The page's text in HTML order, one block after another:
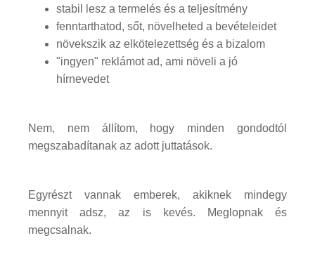
stabil lesz a termelés és a teljesítmény
fenntarthatod, sőt, növelheted a bevételeidet
növekszik az elkötelezettség és a bizalom
"ingyen" reklámot ad, ami növeli a jó
hírnevedet
Nem, nem állítom, hogy minden gondodtól
megszabadítanak az adott juttatások.
Egyrészt vannak emberek, akiknek mindegy
mennyit adsz, az is kevés. Meglopnak és
megcsalnak.